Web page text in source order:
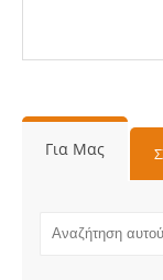
Για Μας